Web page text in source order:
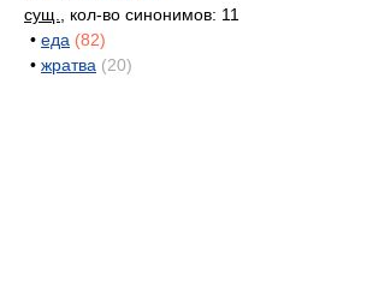
сущ.
, кол-во синонимов: 11
• еда (82)
• жратва (20)